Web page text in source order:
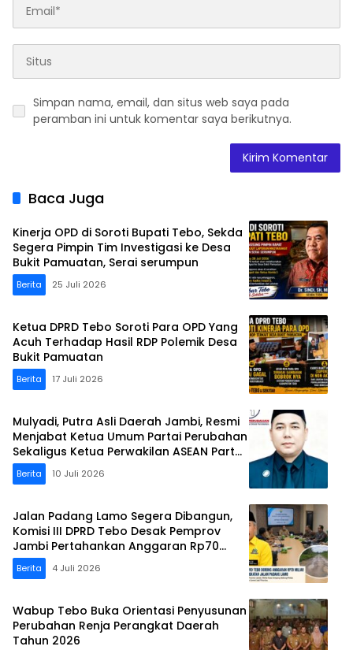
Simpan nama, email, dan situs web saya pada
peramban ini untuk komentar saya berikutnya.
Baca Juga
Kinerja OPD di Soroti Bupati Tebo, Sekda
Segera Pimpin Tim Investigasi ke Desa
Bukit Pamuatan, Serai serumpun
Berita 25 Juli 2026
Ketua DPRD Tebo Soroti Para OPD Yang
Acuh Terhadap Hasil RDP Polemik Desa
Bukit Pamuatan
Berita 17 Juli 2026
Mulyadi, Putra Asli Daerah Jambi, Resmi
Menjabat Ketua Umum Partai Perubahan
Sekaligus Ketua Perwakilan ASEAN Partai
Perubahan di Malaysia
Berita 10 Juli 2026
Jalan Padang Lamo Segera Dibangun,
Komisi III DPRD Tebo Desak Pemprov
Jambi Pertahankan Anggaran Rp70
Miliar
Berita 4 Juli 2026
Wabup Tebo Buka Orientasi Penyusunan
Perubahan Renja Perangkat Daerah
Tahun 2026